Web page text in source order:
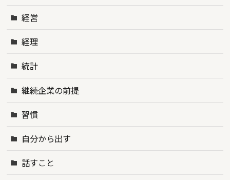
経営
経理
統計
継続企業の前提
習慣
自分から出す
話すこと